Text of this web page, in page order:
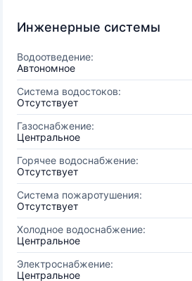
Инженерные системы
Водоотведение:
Автономное
Система водостоков:
Отсутствует
Газоснабжение:
Центральное
Горячее водоснабжение:
Отсутствует
Система пожаротушения:
Отсутствует
Холодное водоснабжение:
Центральное
Электроснабжение:
Центральное